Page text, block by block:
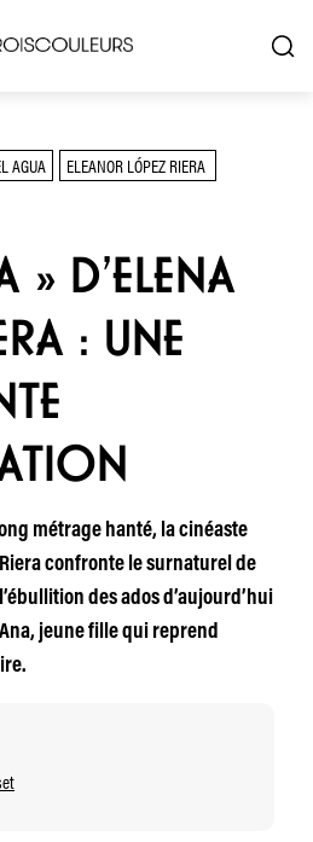
AGUA
ELEANOR LÓPEZ RIERA
» D’ELENA
: UNE
métrage hanté, la cinéaste
confronte le surnaturel de
des ados d’aujourd’hui
jeune fille qui reprend